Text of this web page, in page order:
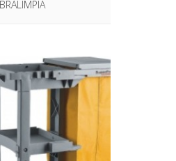
BRALIMPIA